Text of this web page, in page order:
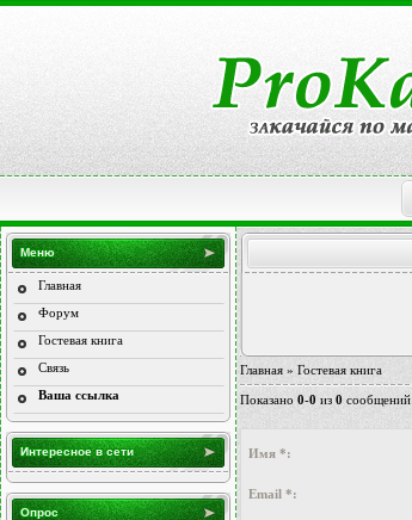
Меню
Главная
Форум
Гостевая книга
Связь
Ваша ссылка
Интересное в сети
Опрос
Главная » Гостевая книга
Показано 0-0 из 0 сообщений
Имя *:
Email *: